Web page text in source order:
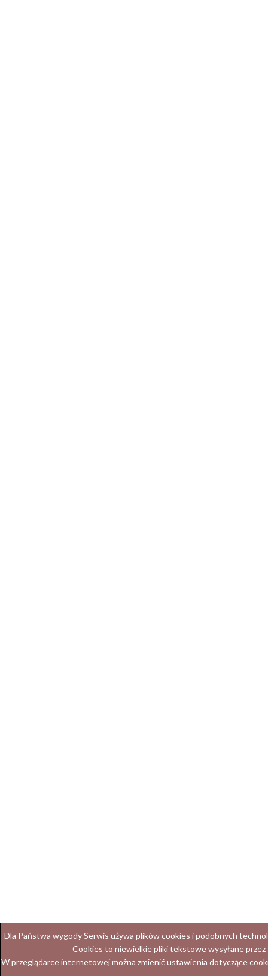
Dla Państwa wygody Serwis używa plików cookies i podobnych
Cookies to niewielkie pliki tekstowe wysyłane
W przeglądarce internetowej można zmienić ustawienia dotyczące